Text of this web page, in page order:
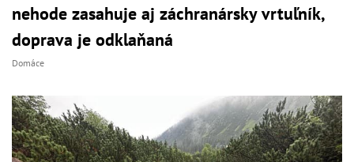
nehode zasahuje aj záchranársky vrtuľník,
doprava je odklaňaná
Domáce